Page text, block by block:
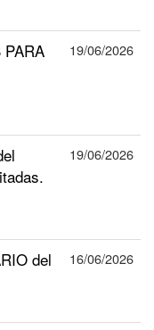
19/06/2026
19/06/2026
del
16/06/2026